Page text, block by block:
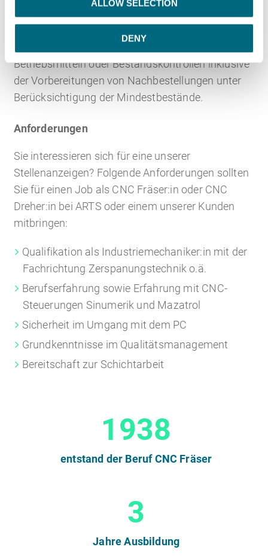
ALLOW SELECTION
DENY
Betriebsmitteln oder Bestandskontrollen inklusive
der Vorbereitungen von Nachbestellungen unter
Berücksichtigung der Mindestbestände.
Anforderungen
Sie interessieren sich für eine unserer
Stellenanzeigen? Folgende Anforderungen sollten
Sie für einen Job als CNC Fräser:in oder CNC
Dreher:in bei ARTS oder einem unserer Kunden
mitbringen:
Qualifikation als Industriemechaniker:in mit der
Fachrichtung Zerspanungstechnik o.ä.
Berufserfahrung sowie Erfahrung mit CNC-
Steuerungen Sinumerik und Mazatrol
Sicherheit im Umgang mit dem PC
Grundkenntnisse im Qualitätsmanagement
Bereitschaft zur Schichtarbeit
1938
entstand der Beruf CNC Fräser
3
Jahre Ausbildung